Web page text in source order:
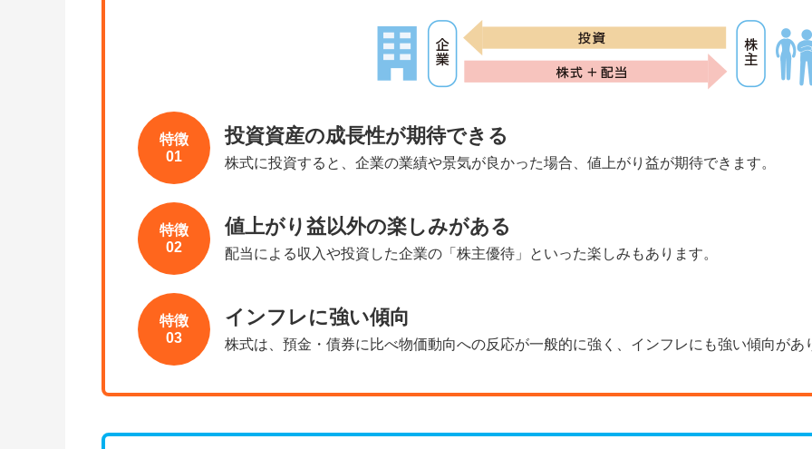
特徴
01
投資資産の成長性が期待できる
株式に投資すると、企業の業績や景気が良かった場合、値上がり益が期待できます。
特徴
02
値上がり益以外の楽しみがある
配当による収入や投資した企業の「株主優待」といった楽しみもあります。
特徴
03
インフレに強い傾向
株式は、預金・債券に比べ物価動向への反応が一般的に強く、インフレにも強い傾向があ